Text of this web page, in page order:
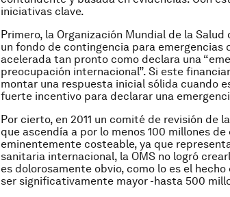
iniciativas clave.
Primero, la Organización Mundial de la
un fondo de contingencia para
acelerada tan pronto como declara una
preocupación internacional”. Si este
montar una respuesta inicial sólida cuando
fuerte incentivo para declarar una
Por cierto, en 2011 un comité de revisión de
que ascendía a por lo menos 100 millones
eminentemente costeable, ya que
sanitaria internacional, la OMS no logró
es dolorosamente obvio, como lo es el
ser significativamente mayor -hasta 500